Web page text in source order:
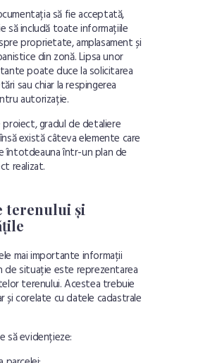
să fie acceptată,
să includă toate informațiile
proprietate, amplasament și
din zonă. Lipsa unor
poate duce la solicitarea
sau chiar la respingerea
autorizație.
gradul de detaliere
există câteva elemente care
întotdeauna într-un plan de
realizat.
terenului și
mai importante informații
de situație este reprezentarea
terenului. Acestea trebuie
și corelate cu datele cadastrale
să evidențieze: